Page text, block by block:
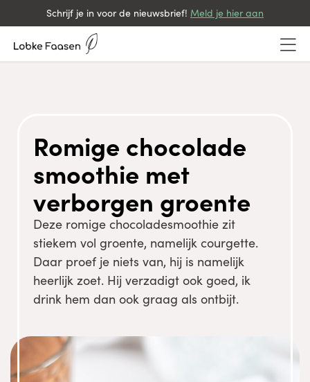
Schrijf je in voor de nieuwsbrief! Meld je hier aan
Romige chocolade
smoothie met
verborgen groente
Deze romige chocoladesmoothie zit
stiekem vol groente, namelijk courgette.
Daar proef je niets van, hij is namelijk
heerlijk zoet. Hij verzadigt ook goed, ik
drink hem dan ook graag als ontbijt.